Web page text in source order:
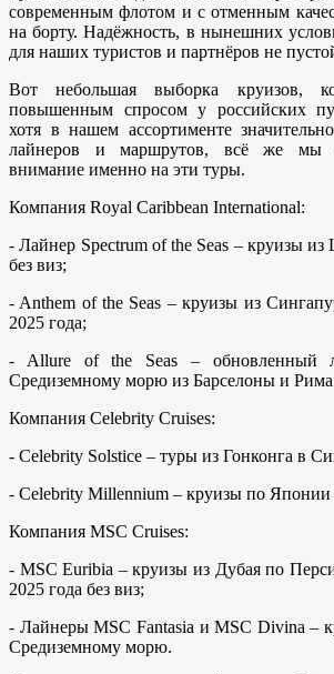
современным флотом и с отменным
на борту. Надёжность, в нынешних
для наших туристов и партнёров не
Вот небольшая выборка круизов,
повышенным спросом у российских
хотя в нашем ассортименте
лайнеров и маршрутов, всё же мы
внимание именно на эти туры.
Компания Royal Caribbean International:
- Лайнер Spectrum of the Seas – круизы
без виз;
- Anthem of the Seas – круизы из
2025 года;
- Allure of the Seas – обновленный
Средиземному морю из Барселоны и
Компания Celebrity Cruises:
- Celebrity Solstice – туры из Гонконга в
- Celebrity Millennium – круизы по Японии
Компания MSC Сruises:
- MSC Euribia – круизы из Дубая по
2025 года без виз;
- Лайнеры MSC Fantasia и MSC Divina –
Средиземному морю.